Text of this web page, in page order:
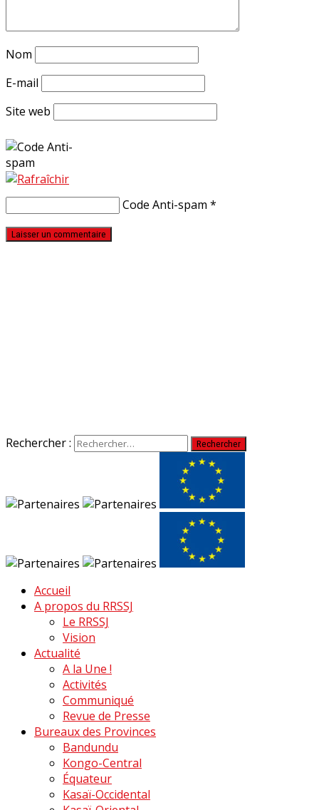
Nom
E-mail
Site web
Code Anti-spam *
Rechercher :
Accueil
A propos du RRSSJ
Le RRSSJ
Vision
Actualité
A la Une !
Activités
Communiqué
Revue de Presse
Bureaux des Provinces
Bandundu
Kongo-Central
Équateur
Kasaï-Occidental